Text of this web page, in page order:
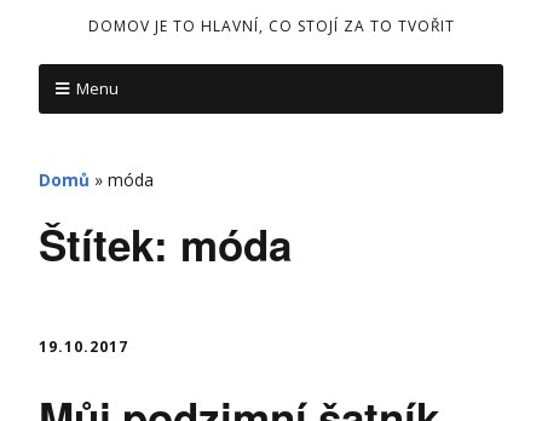
DOMOV JE TO HLAVNÍ, CO STOJÍ ZA TO TVOŘIT
Menu
Domů » móda
Štítek: móda
19.10.2017